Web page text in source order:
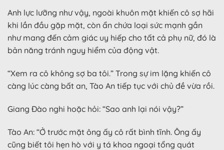
Anh lực lưỡng như vậy, ngoài khuôn mặt khiến cô sợ hãi
khi lần đầu gặp mặt, còn ẩn chứa loại sức mạnh gần
như mang đến cảm giác uy hiếp cho tất cả phụ nữ, đó là
bản năng tránh nguy hiểm của động vật.
“Xem ra cô không sợ ba tôi.” Trong sự im lặng khiến cô
càng lúc càng bất an, Tào An tiếp tục với chủ đề vừa rồi.
Giang Đào nghi hoặc hỏi: “Sao anh lại nói vậy?”
Tào An: “Ở trước mặt ông ấy cô rất bình tĩnh. Ông ấy
cũng biết tôi hẹn hò với y tá khoa ngoại tổng quát